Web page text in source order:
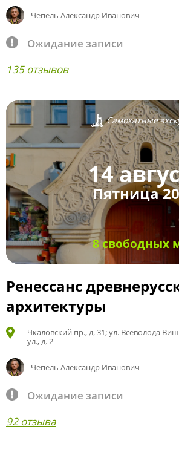
Чепель Александр Иванович
Ожидание записи
135 отзывов
Самокатные
14
Пятница
8 свободных
Ренессанс
архитектуры
Чкаловский пр., д. 31; ул. Всеволода
ул., д. 2
Чепель Александр Иванович
Ожидание записи
92 отзыва